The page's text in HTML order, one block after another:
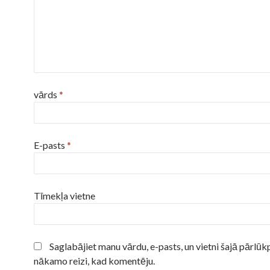
vārds *
E-pasts *
Tīmekļa vietne
Saglabājiet manu vārdu, e-pasts, un vietni šajā
nākamo reizi, kad komentēju.